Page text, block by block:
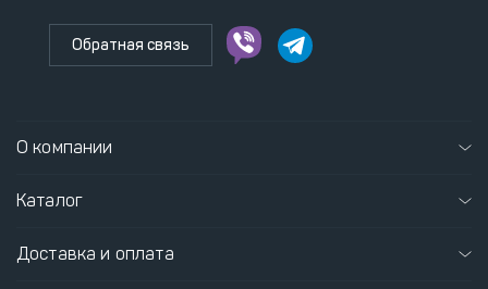
Обратная связь
О компании
Каталог
Доставка и оплата